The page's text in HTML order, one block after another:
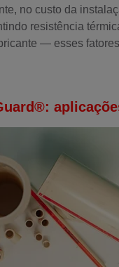
no custo da
resistência
— esses